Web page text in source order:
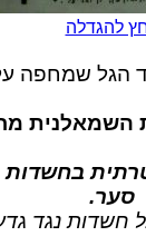
להגדלה
הגל שמחפה
השמאלנית
בחשדות
סער.
נגד